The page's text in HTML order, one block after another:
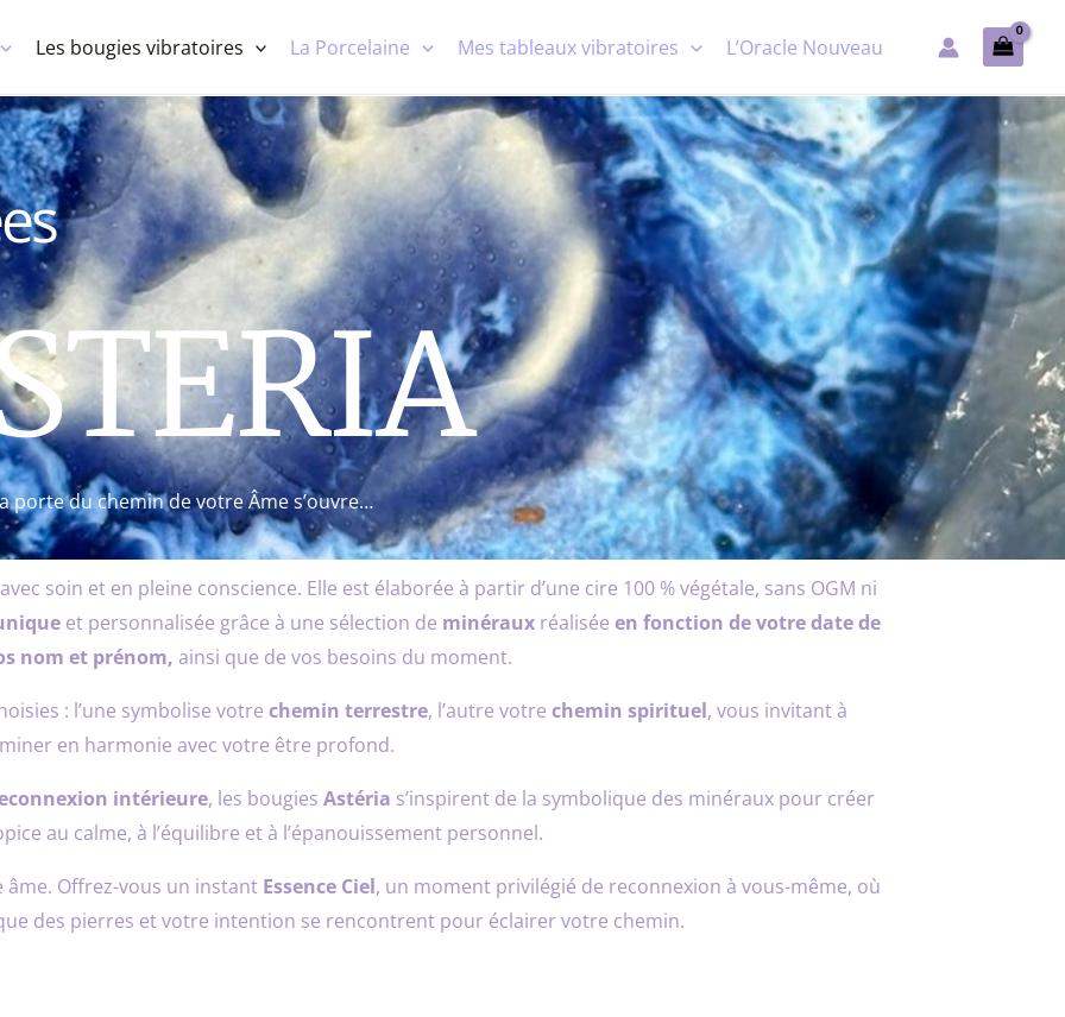
Les bougies vibratoires La Porcelaine Mes tableaux vibratoires L’Oracle Nouveau
porte du chemin de votre Âme s’ouvre…
soin et en pleine conscience. Elle est élaborée à partir d’une cire 100 % végétale, sans OGM ni
et personnalisée grâce à une sélection de minérauxréalisée en fonction de votre date de
nom et prénom, ainsi que de vos besoins du moment.
: l’une symbolise votre chemin terrestre, l’autre votre chemin spirituel, vous invitant à
en harmonie avec votre être profond.
intérieure, les bougies Astéria s’inspirent de la symbolique des minéraux pour créer
au calme, à l’équilibre et à l’épanouissement personnel.
Offrez-vous un instant Essence Ciel, un moment privilégié de reconnexion à vous-même, où
des pierres et votre intention se rencontrent pour éclairer votre chemin.